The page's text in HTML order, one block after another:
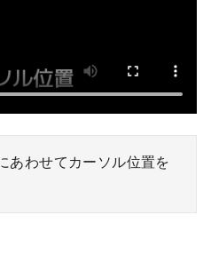
あわせてカーソル位置を